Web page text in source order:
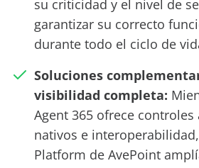
su criticidad y el nivel de
garantizar su correcto
durante todo el ciclo de
Soluciones
visibilidad completa:
Agent 365 ofrece
nativos e
Platform de AvePoint